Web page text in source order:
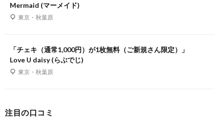
Mermaid (マーメイド)
東京・秋葉原
「チェキ（通常1,000円）が1枚無料（ご新規さん限定）」
Love U daisy (らぶでじ)
東京・秋葉原
注目の口コミ